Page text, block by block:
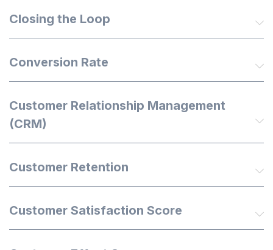
Closing the Loop
Conversion Rate
Customer Relationship Management
(CRM)
Customer Retention
Customer Satisfaction Score